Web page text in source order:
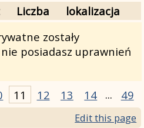
Liczba
lokalizacja
zostały
posiadasz uprawnień
11 12 13 14 ... 49
Edit this page